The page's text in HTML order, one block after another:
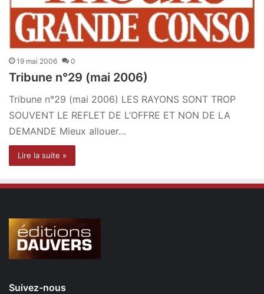
19 mai 2006 0
Tribune n°29 (mai 2006)
Tribune n°29 (mai 2006) LES RAYONS SONT TROP
SOUVENT LE REFLET DE L’OFFRE ET NON DE LA
DEMANDE Mieux allouer…
Lire la suite »
Suivez-nous